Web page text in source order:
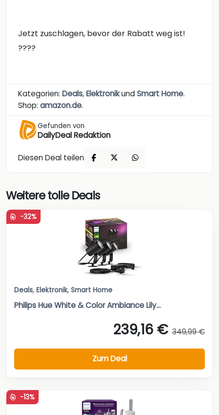
Jetzt zuschlagen, bevor der Rabatt weg ist!
????
Kategorien: Deals,ElektronikundSmart Home.
Shop: amazon.de.
Gefunden von
DailyDeal Redaktion
Diesen Deal teilen
Weitere tolle Deals
-32%
Deals, Elektronik, Smart Home
Philips Hue White & Color Ambiance Lily...
239,16 € 349,99 €
Zum Deal
-13%